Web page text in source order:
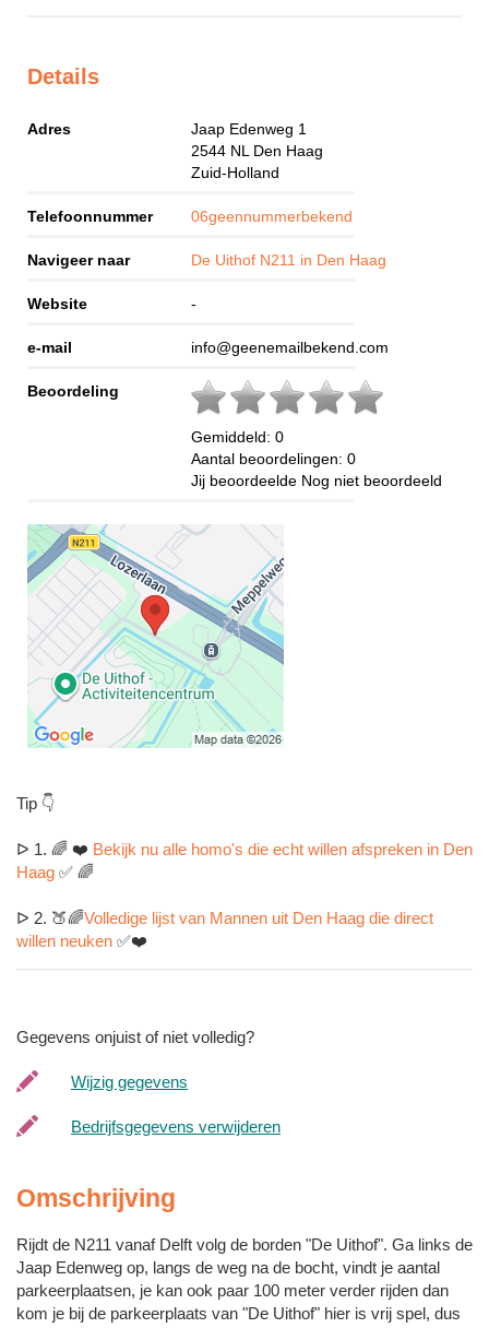
Details
Adres
Jaap Edenweg 1
2544 NL Den Haag
Zuid-Holland
Telefoonnummer 06geennummerbekend
Navigeer naar De Uithof N211 in Den Haag
Website -
e-mail info@geenemailbekend.com
Beoordeling
Gemiddeld: 0
Aantal beoordelingen: 0
Jij beoordeelde Nog niet beoordeeld
Tip 👇
ᐅ 1. 🌈 ❤️ Bekijk nu alle homo's die echt willen afspreken in Den
Haag ✅ 🌈
ᐅ 2. 🍑🌈Volledige lijst van Mannen uit Den Haag die direct
willen neuken ✅❤️
Gegevens onjuist of niet volledig?
Wijzig gegevens
Bedrijfsgegevens verwijderen
Omschrijving
Rijdt de N211 vanaf Delft volg de borden "De Uithof". Ga links de
Jaap Edenweg op, langs de weg na de bocht, vindt je aantal
parkeerplaatsen, je kan ook paar 100 meter verder rijden dan
kom je bij de parkeerplaats van "De Uithof" hier is vrij spel, dus